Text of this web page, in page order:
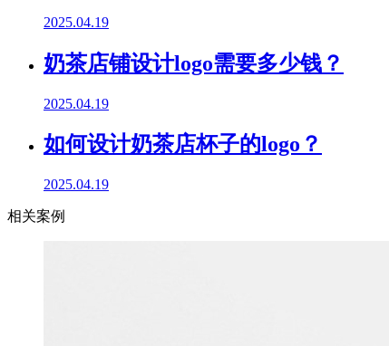
2025.04.19
奶茶店铺设计logo需要多少钱？
2025.04.19
如何设计奶茶店杯子的logo？
2025.04.19
相关案例